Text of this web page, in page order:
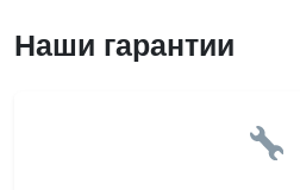
Наши гарантии